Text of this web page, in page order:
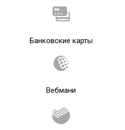
Банковские карты
Вебмани